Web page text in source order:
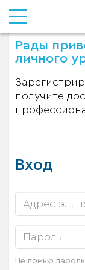
Рады
личного
получите
Вход
Не помню пароль